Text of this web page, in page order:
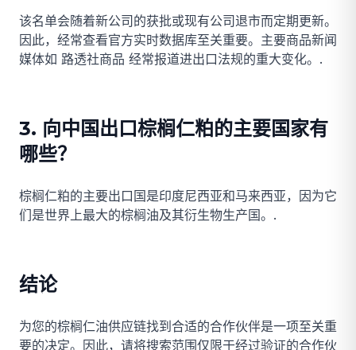
该名单会随着新公司的获批或现有公司退市而定期更新。
因此，经常查看官方实时数据库至关重要。主要商品新闻
媒体如 路透社商品 经常报道进出口法规的重大变化。.
3. 向中国出口棕榈仁粕的主要国家有
哪些？
棕榈仁粕的主要出口国是印度尼西亚和马来西亚，因为它
们是世界上最大的棕榈油及其衍生物生产国。.
结论
为您的棕榈仁油供应链找到合适的合作伙伴是一项至关重
要的决定。因此，请将搜索范围仅限于经过验证的合作伙